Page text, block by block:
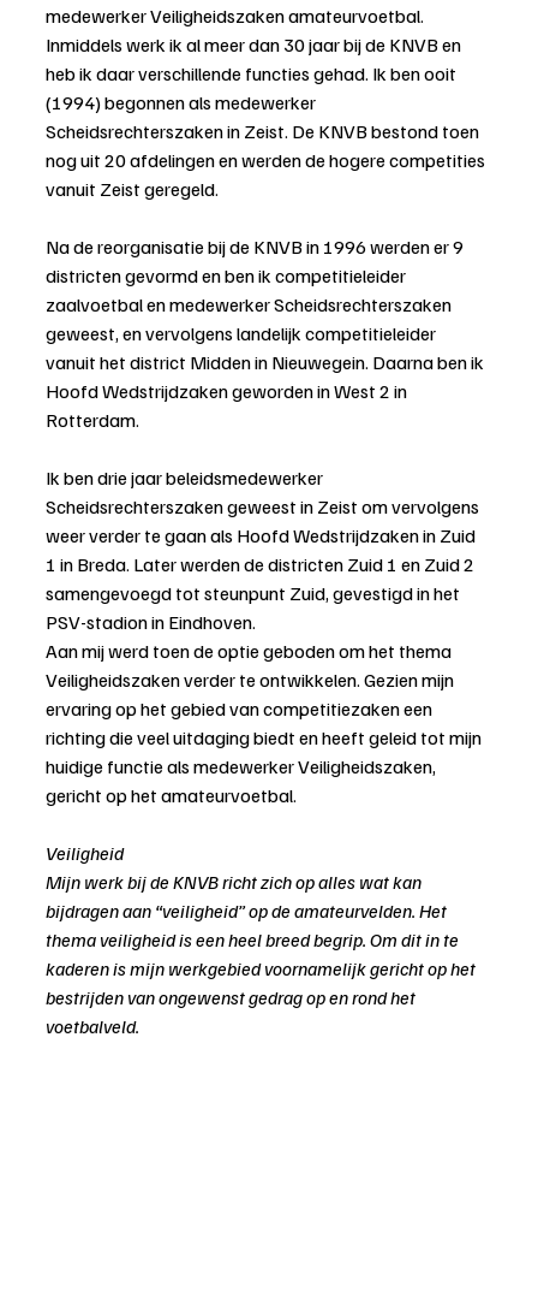
medewerker Veiligheidszaken amateurvoetbal.
Inmiddels werk ik al meer dan 30 jaar bij de KNVB en
heb ik daar verschillende functies gehad. Ik ben ooit
(1994) begonnen als medewerker
Scheidsrechterszaken in Zeist. De KNVB bestond toen
nog uit 20 afdelingen en werden de hogere competities
vanuit Zeist geregeld.
Na de reorganisatie bij de KNVB in 1996 werden er 9
districten gevormd en ben ik competitieleider
zaalvoetbal en medewerker Scheidsrechterszaken
geweest, en vervolgens landelijk competitieleider
vanuit het district Midden in Nieuwegein. Daarna ben ik
Hoofd Wedstrijdzaken geworden in West 2 in
Rotterdam.
Ik ben drie jaar beleidsmedewerker
Scheidsrechterszaken geweest in Zeist om vervolgens
weer verder te gaan als Hoofd Wedstrijdzaken in Zuid
1 in Breda. Later werden de districten Zuid 1 en Zuid 2
samengevoegd tot steunpunt Zuid, gevestigd in het
PSV-stadion in Eindhoven.
Aan mij werd toen de optie geboden om het thema
Veiligheidszaken verder te ontwikkelen. Gezien mijn
ervaring op het gebied van competitiezaken een
richting die veel uitdaging biedt en heeft geleid tot mijn
huidige functie als medewerker Veiligheidszaken,
gericht op het amateurvoetbal.
Veiligheid
Mijn werk bij de KNVB richt zich op alles wat kan
bijdragen aan “veiligheid” op de amateurvelden. Het
thema veiligheid is een heel breed begrip. Om dit in te
kaderen is mijn werkgebied voornamelijk gericht op het
bestrijden van ongewenst gedrag op en rond het
voetbalveld.